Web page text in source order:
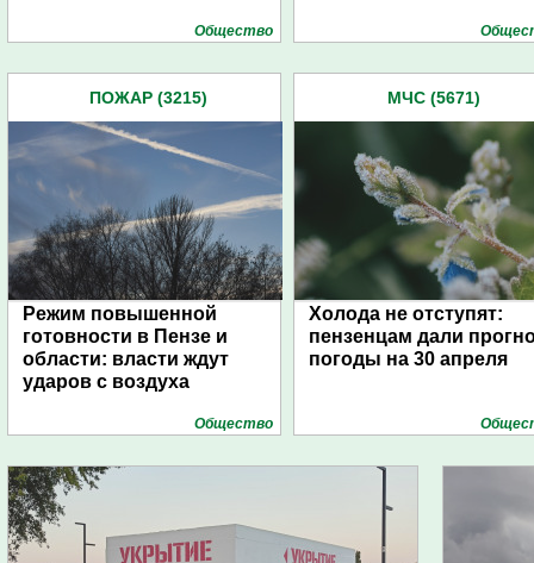
Общество
ПОЖАР (3215)
Режим повышенной
готовности в Пензе и
области: власти ждут
ударов с воздуха
Общество
МЧС (5671)
Холода не отступят:
пензенцам дали
погоды на 30 апреля